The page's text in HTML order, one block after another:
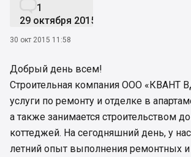
1
29 октября 2015
30 окт 2015 11:58
Добрый день всем!
Строительная компания ООО «КВАНТ
услуги по ремонту и отделке в
а также занимается строительством
коттеджей. На сегодняшний день, у
летний опыт выполнения ремонтных и